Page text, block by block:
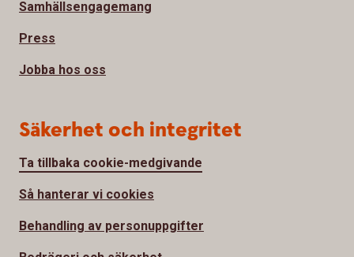
Samhällsengagemang
Press
Jobba hos oss
Säkerhet och integritet
Ta tillbaka cookie-medgivande
Så hanterar vi cookies
Behandling av personuppgifter